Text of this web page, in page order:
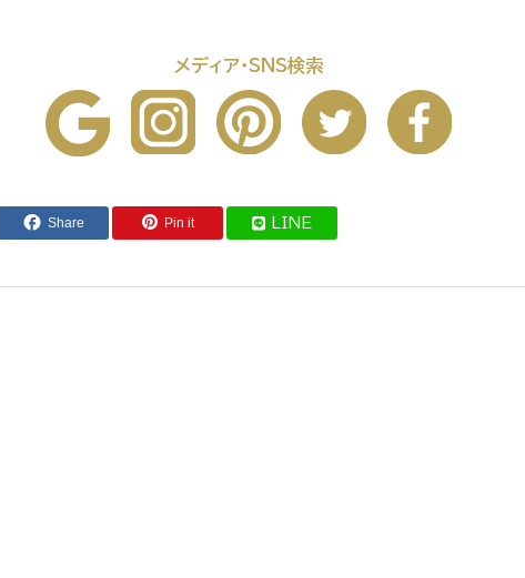
メディア・SNS検索
Share Pin it LINE